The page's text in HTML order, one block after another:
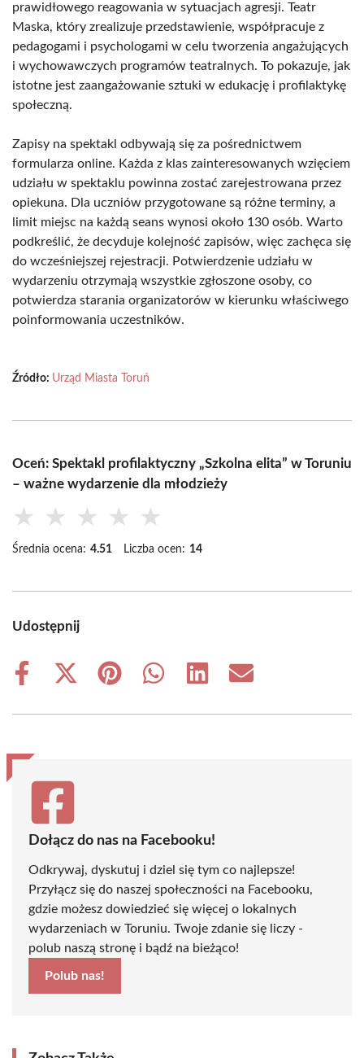
prawidłowego reagowania w sytuacjach agresji. Teatr
Maska, który zrealizuje przedstawienie, współpracuje z
pedagogami i psychologami w celu tworzenia angażujących
i wychowawczych programów teatralnych. To pokazuje, jak
istotne jest zaangażowanie sztuki w edukację i profilaktykę
społeczną.
Zapisy na spektakl odbywają się za pośrednictwem
formularza online. Każda z klas zainteresowanych wzięciem
udziału w spektaklu powinna zostać zarejestrowana przez
opiekuna. Dla uczniów przygotowane są różne terminy, a
limit miejsc na każdą seans wynosi około 130 osób. Warto
podkreślić, że decyduje kolejność zapisów, więc zachęca się
do wcześniejszej rejestracji. Potwierdzenie udziału w
wydarzeniu otrzymają wszystkie zgłoszone osoby, co
potwierdza starania organizatorów w kierunku właściwego
poinformowania uczestników.
Źródło: Urząd Miasta Toruń
Oceń: Spektakl profilaktyczny „Szkolna elita” w Toruniu
– ważne wydarzenie dla młodzieży
★ ★ ★ ★ ★
Średnia ocena: 4.51 Liczba ocen: 14
Udostępnij
Share
Share
(Twitter)
Share
Share
Share
Share
Dołącz do nas na Facebooku!
Odkrywaj, dyskutuj i dziel się tym co najlepsze!
Przyłącz się do naszej społeczności na Facebooku,
gdzie możesz dowiedzieć się więcej o lokalnych
wydarzeniach w Toruniu. Twoje zdanie się liczy -
polub naszą stronę i bądź na bieżąco!
Polub nas!